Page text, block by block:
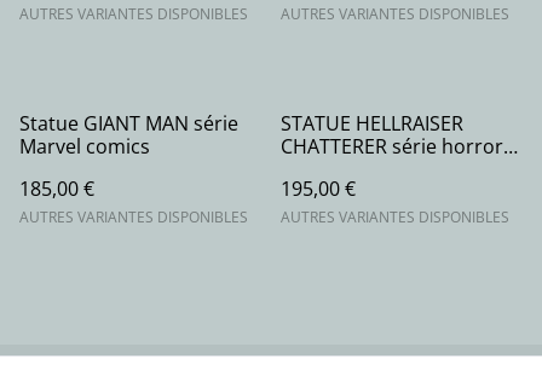
AUTRES VARIANTES DISPONIBLES AUTRES VARIANTES DISPONIBLES
Statue GIANT MAN série
Marvel comics
185,00 €
AUTRES VARIANTES DISPONIBLES
STATUE HELLRAISER
CHATTERER série horror
195,00 €
AUTRES VARIANTES DISPONIBLES